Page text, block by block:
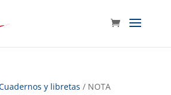
y libretas / NOTA